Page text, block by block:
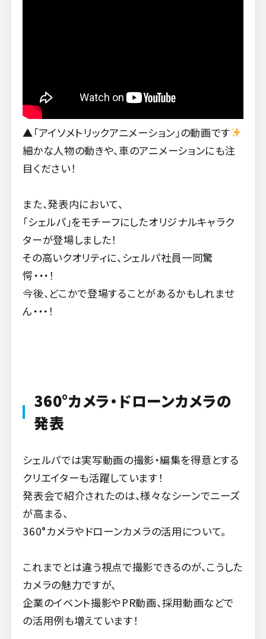
▲「アイソメトリックアニメーション」の動画です
細かな人物の動きや、車のアニメーションにも注
目ください！
また、発表内において、
「シェルパ」をモチーフにしたオリジナルキャラク
ターが登場しました！
その高いクオリティに、シェルパ社員一同驚
愕・・・！
今後、どこかで登場することがあるかもしれませ
ん・・・！
360°カメラ・ドローンカメラの
発表
シェルパでは実写動画の撮影・編集を得意とする
クリエイターも活躍しています！
発表会で紹介されたのは、様々なシーンでニーズ
が高まる、
360°カメラやドローンカメラの活用について。
これまでとは違う視点で撮影できるのが、こうした
カメラの魅力ですが、
企業のイベント撮影やPR動画、採用動画などで
の活用例も増えています！